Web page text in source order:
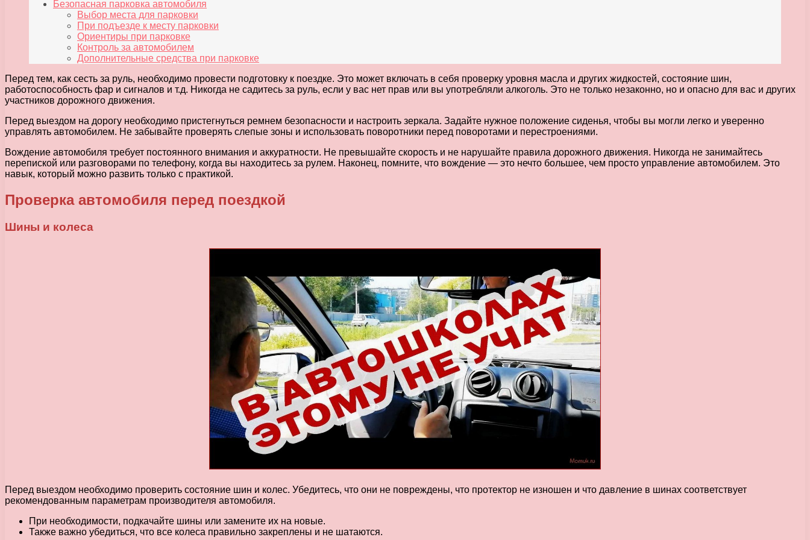
Безопасная парковка автомобиля
Выбор места для парковки
При подъезде к месту парковки
Ориентиры при парковке
Контроль за автомобилем
Дополнительные средства при парковке
Перед тем, как сесть за руль, необходимо провести подготовку к поездке. Это может включать в себя проверку уровня масла и других жидкостей, состояние шин,
работоспособность фар и сигналов и т.д. Никогда не садитесь за руль, если у вас нет прав или вы употребляли алкоголь. Это не только незаконно, но и опасно для вас и других
участников дорожного движения.
Перед выездом на дорогу необходимо пристегнуться ремнем безопасности и настроить зеркала. Задайте нужное положение сиденья, чтобы вы могли легко и уверенно
управлять автомобилем. Не забывайте проверять слепые зоны и использовать поворотники перед поворотами и перестроениями.
Вождение автомобиля требует постоянного внимания и аккуратности. Не превышайте скорость и не нарушайте правила дорожного движения. Никогда не занимайтесь
перепиской или разговорами по телефону, когда вы находитесь за рулем. Наконец, помните, что вождение — это нечто большее, чем просто управление автомобилем. Это
навык, который можно развить только с практикой.
Проверка автомобиля перед поездкой
Шины и колеса
Перед выездом необходимо проверить состояние шин и колес. Убедитесь, что они не повреждены, что протектор не изношен и что давление в шинах соответствует
рекомендованным параметрам производителя автомобиля.
При необходимости, подкачайте шины или замените их на новые.
Также важно убедиться, что все колеса правильно закреплены и не шатаются.